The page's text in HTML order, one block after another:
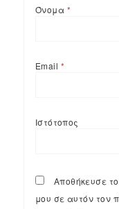
Όνομα *
Email *
Ιστότοπος
Αποθήκευσε
μου σε αυτόν τον